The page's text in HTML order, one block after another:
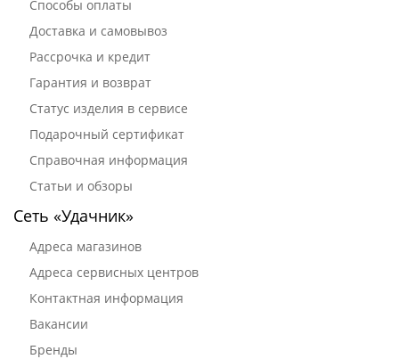
Способы оплаты
Доставка и самовывоз
Рассрочка и кредит
Гарантия и возврат
Статус изделия в сервисе
Подарочный сертификат
Справочная информация
Статьи и обзоры
Сеть «Удачник»
Адреса магазинов
Адреса сервисных центров
Контактная информация
Вакансии
Бренды